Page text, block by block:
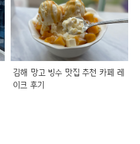
김해 망고 빙수 맛집 추천 카페 레
이크 후기